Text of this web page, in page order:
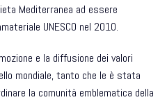
Mediterranea ad essere
UNESCO nel 2010.
e la diffusione dei valori
mondiale, tanto che le è stata
la comunità emblematica della